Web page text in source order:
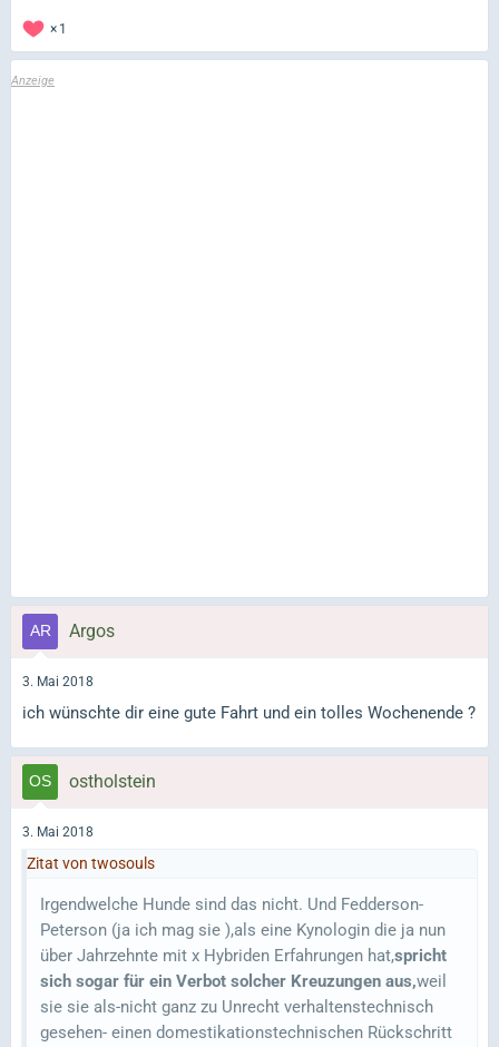
1
Argos
3. Mai 2018
ich wünschte dir eine gute Fahrt und ein tolles Wochenende ?
ostholstein
3. Mai 2018
Zitat von twosouls
Irgendwelche Hunde sind das nicht. Und Fedderson-
Peterson (ja ich mag sie ),als eine Kynologin die ja nun
über Jahrzehnte mit x Hybriden Erfahrungen hat,spricht
sich sogar für ein Verbot solcher Kreuzungen aus,weil
sie sie als-nicht ganz zu Unrecht verhaltenstechnisch
gesehen- einen domestikationstechnischen Rückschritt